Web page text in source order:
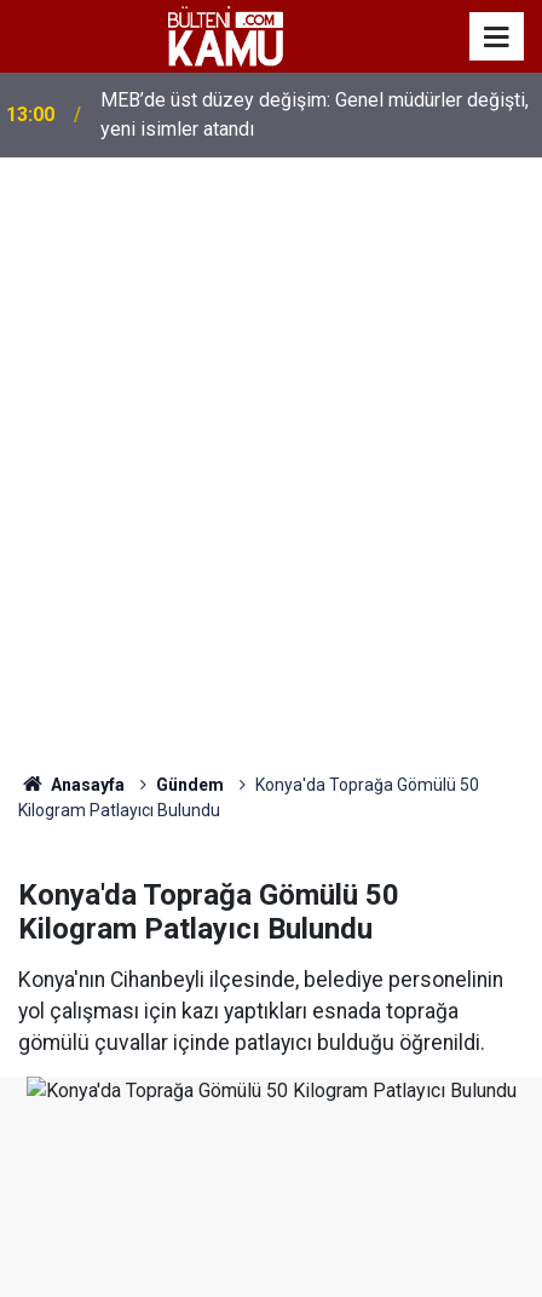
13:00
MEB’de üst düzey değişim: Genel müdürler değişti,
yeni isimler atandı
Anasayfa Gündem
Konya'da Toprağa Gömülü 50
Kilogram Patlayıcı Bulundu
Konya'da Toprağa Gömülü 50
Kilogram Patlayıcı Bulundu
Konya'nın Cihanbeyli ilçesinde, belediye personelinin
yol çalışması için kazı yaptıkları esnada toprağa
gömülü çuvallar içinde patlayıcı bulduğu öğrenildi.